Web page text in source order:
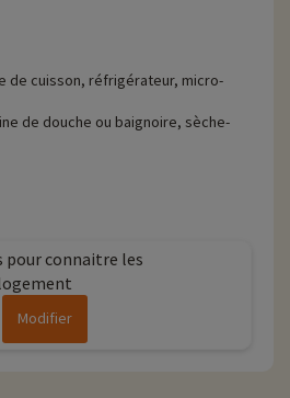
de cuisson, réfrigérateur, micro-
de douche ou baignoire, sèche-
pour connaitre les
Modifier